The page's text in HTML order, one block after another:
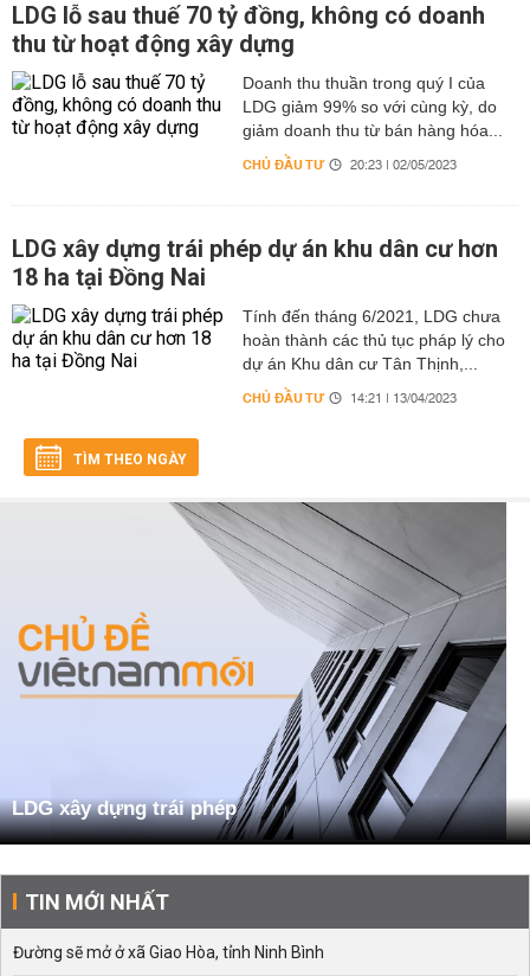
LDG lỗ sau thuế 70 tỷ đồng, không có doanh
thu từ hoạt động xây dựng
Doanh thu thuần trong quý I của
LDG giảm 99% so với cùng kỳ, do
giảm doanh thu từ bán hàng hóa...
CHỦ ĐẦU TƯ 20:23 | 02/05/2023
LDG xây dựng trái phép dự án khu dân cư hơn
18 ha tại Đồng Nai
Tính đến tháng 6/2021, LDG chưa
hoàn thành các thủ tục pháp lý cho
dự án Khu dân cư Tân Thịnh,...
CHỦ ĐẦU TƯ 14:21 | 13/04/2023
TÌM THEO NGÀY
LDG xây dựng trái phép
TIN MỚI NHẤT
Đường sẽ mở ở xã Giao Hòa, tỉnh Ninh Bình